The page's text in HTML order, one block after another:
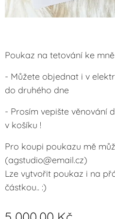
Poukaz na tetování ke
- Můžete objednat i v
do druhého dne✨️
- Prosím vepište věnování
v košíku !
Pro koupi poukazu mě
(agstudio@email.cz)
Lze vytvořit poukaz i na
částkou.. :)